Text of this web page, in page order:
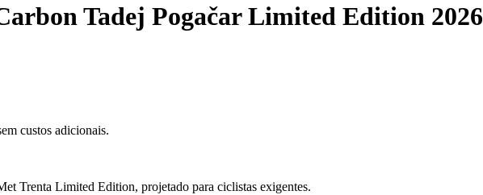
Tadej Pogačar Limited Edition 2026
custos adicionais.
Trenta Limited Edition, projetado para ciclistas exigentes.